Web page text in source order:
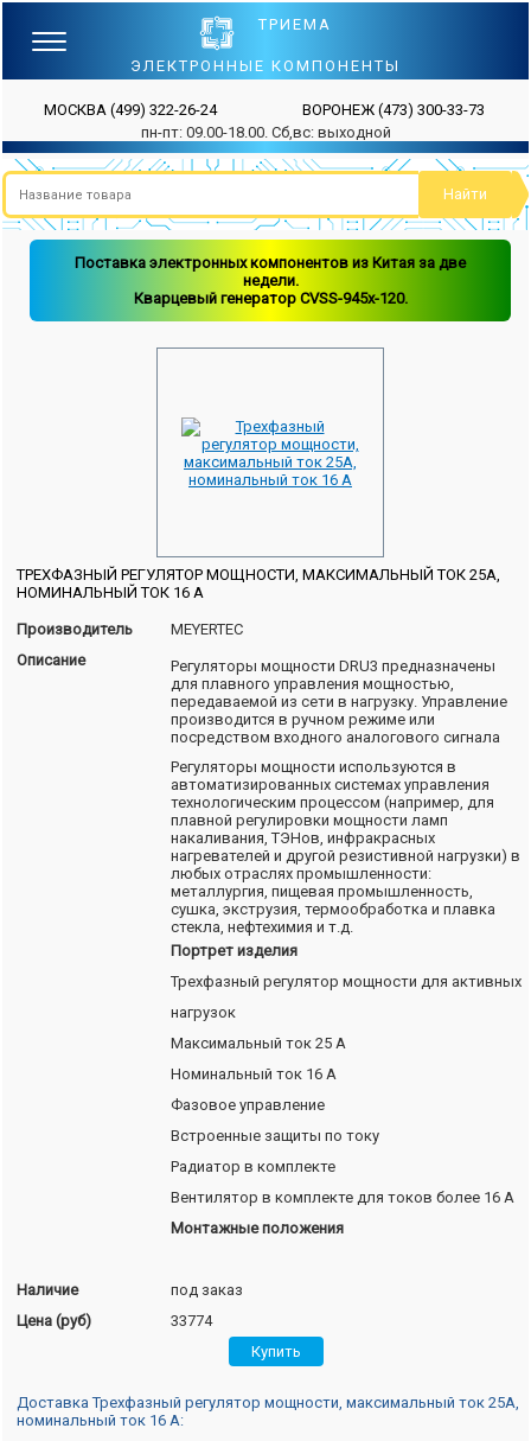
ТРИЕМА
ЭЛЕКТРОННЫЕ КОМПОНЕНТЫ
МОСКВА (499) 322-26-24 ВОРОНЕЖ (473) 300-33-73
пн-пт: 09.00-18.00. Сб,вс: выходной
Поставка электронных компонентов из Китая за две
недели.
Кварцевый генератор CVSS-945x-120.
ТРЕХФАЗНЫЙ РЕГУЛЯТОР МОЩНОСТИ, МАКСИМАЛЬНЫЙ ТОК 25А,
НОМИНАЛЬНЫЙ ТОК 16 А
Производитель
MEYERTEC
Описание
Регуляторы мощности DRU3 предназначены
для плавного управления мощностью,
передаваемой из сети в нагрузку. Управление
производится в ручном режиме или
посредством входного аналогового сигнала
Регуляторы мощности используются в
автоматизированных системах управления
технологическим процессом (например, для
плавной регулировки мощности ламп
накаливания, ТЭНов, инфракрасных
нагревателей и другой резистивной нагрузки) в
любых отраслях промышленности:
металлургия, пищевая промышленность,
сушка, экструзия, термообработка и плавка
стекла, нефтехимия и т.д.
Портрет изделия
Трехфазный регулятор мощности для активных
нагрузок
Максимальный ток 25 А
Номинальный ток 16 А
Фазовое управление
Встроенные защиты по току
Радиатор в комплекте
Вентилятор в комплекте для токов более 16 А
Монтажные положения
Наличие
под заказ
Цена (руб)
33774
Доставка Трехфазный регулятор мощности, максимальный ток 25А,
номинальный ток 16 А: